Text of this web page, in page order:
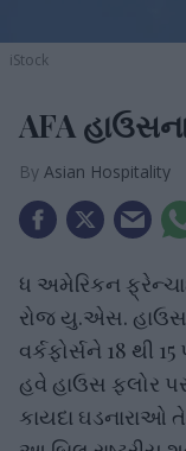
iStock
AFA
Asian Hospitality
ધ અમેરિકન
રોજ યુ.એસ.
વર્કફોર્સને 18 થી
હવે હાઉસ ફ્લોર
કાયદા ઘડનારાઓ